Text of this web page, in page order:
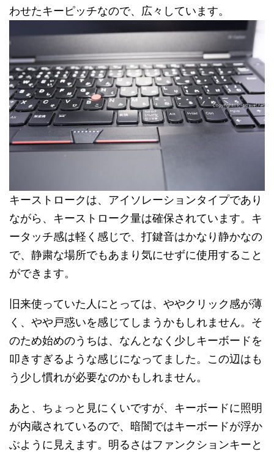
わせたキーピッチなので、広々しています。
キーストロークは、アイソレーションタイプであり
ながら、キーストローク量は確保されています。キ
ータッチ感は軽く感じで、打鍵音はかなり静かなの
で、静粛な場所でもあまり気にせずに使用すること
ができます。
旧来使っていた人にとっては、ややクリック感が薄
く、やや戸惑いを感じてしまうかもしれません。そ
のため始めのうちは、なんとなく少しキーボードを
叩きすぎるような感じになってました。この辺はも
う少し慣れが必要なのかもしれません。
あと、ちょっと見にくいですが、キーボードに照明
が内蔵されているので、暗闇ではキーボードが浮か
ぶように見えます。明るさはファンクションキーと